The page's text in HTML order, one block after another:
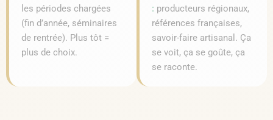
les périodes chargées
(fin d’année, séminaires
de rentrée). Plus tôt =
plus de choix.
: producteurs régionaux,
références françaises,
savoir-faire artisanal. Ça
se voit, ça se goûte, ça
se raconte.